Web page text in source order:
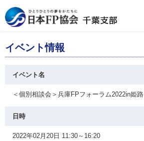
イベント情報
イベント名
＜個別相談会＞兵庫FPフォーラム2022in姫路
日時
2022年02月20日 11:30～16:20